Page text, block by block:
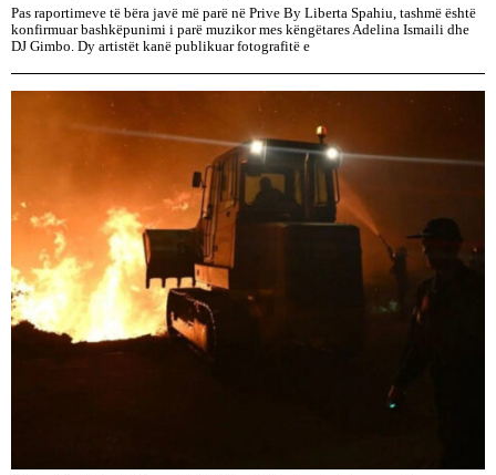
Pas raportimeve të bëra javë më parë në Prive By Liberta Spahiu, tashmë është
konfirmuar bashkëpunimi i parë muzikor mes këngëtares Adelina Ismaili dhe
DJ Gimbo. Dy artistët kanë publikuar fotografitë e